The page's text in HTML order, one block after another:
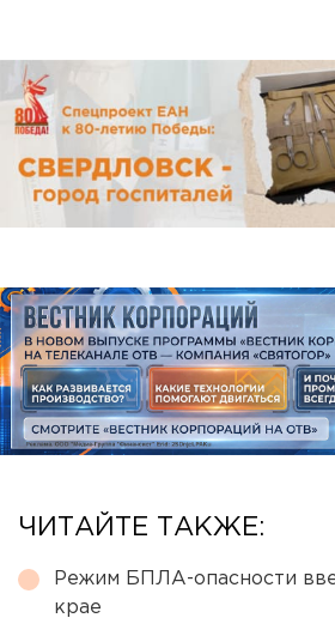
ЧИТАЙТЕ ТАКЖЕ:
Режим БПЛА-опасности
крае